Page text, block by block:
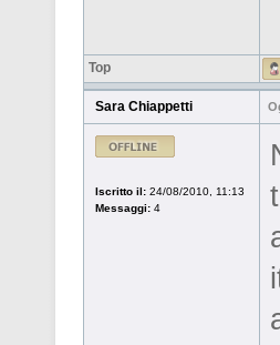
Top
Sara Chiappetti
Iscritto il: 24/08/2010, 11:13
Messaggi: 4